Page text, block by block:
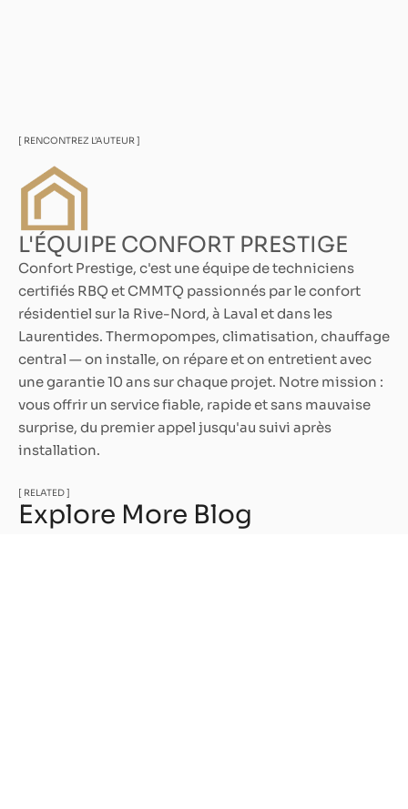
[ RENCONTREZ L’AUTEUR ]
L'ÉQUIPE CONFORT PRESTIGE
Confort Prestige, c'est une équipe de techniciens
certifiés RBQ et CMMTQ passionnés par le confort
résidentiel sur la Rive-Nord, à Laval et dans les
Laurentides. Thermopompes, climatisation, chauffage
central — on installe, on répare et on entretient avec
une garantie 10 ans sur chaque projet. Notre mission :
vous offrir un service fiable, rapide et sans mauvaise
surprise, du premier appel jusqu'au suivi après
installation.
[ RELATED ]
Explore More Blog